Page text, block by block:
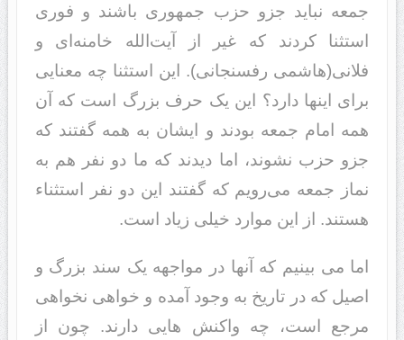
جمعه نباید‌‌ جزو حزب جمهوری باشند‌‌ و فوری
استثنا کرد‌‌ند‌‌ که غیر از آیت‌الله خامنه‌‌ای و
فلانی‌(هاشمی رفسنجانی). این استثنا چه معنایی
برای اینها د‌‌ارد‌‌؟ این یک حرف بزرگ است که آن
همه امام جمعه بود‌‌ند‌‌ و ایشان به همه گفتند‌‌ که
جزو حزب نشوند‌‌، اما د‌‌ید‌‌ند‌‌ که ما د‌‌و نفر هم به
نماز جمعه می‌رویم که گفتند‌‌ این د‌‌و نفر استثناء
هستند‌‌. از این موارد‌‌ خیلی زیاد‌‌ است.
اما می بینیم که آنها د‌‌ر مواجهه یک سند‌‌ بزرگ و
اصیل که د‌‌ر تاریخ به وجود‌‌ آمد‌‌ه و خواهی نخواهی
مرجع است، چه واکنش هایی د‌‌ارند‌‌. چون از